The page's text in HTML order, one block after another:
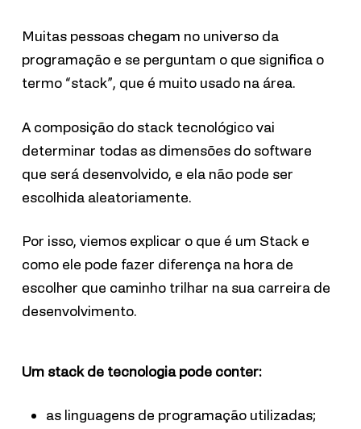
Muitas pessoas chegam no universo da
programação e se perguntam o que significa o
termo “stack”, que é muito usado na área.
A composição do stack tecnológico vai
determinar todas as dimensões do software
que será desenvolvido, e ela não pode ser
escolhida aleatoriamente.
Por isso, viemos explicar o que é um Stack e
como ele pode fazer diferença na hora de
escolher que caminho trilhar na sua carreira de
desenvolvimento.
Um stack de tecnologia pode conter:
as linguagens de programação utilizadas;